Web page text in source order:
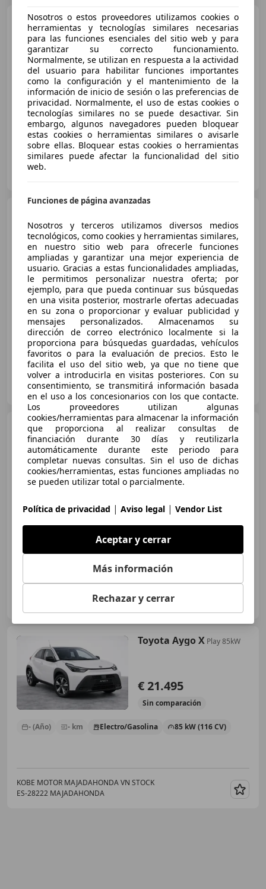
Toyota Aygo XPlay 85kW
€ 20.422
Sincomparación
- (Año) - km Electro/Gasolina 85 kW (116 CV)
UNOAUTO
MC26 1.5 116CV Play
€ 21.000
Súper oferta
01/2026 5.055 km
Electro/Gasolina
85 kW (116 CV)
NIMOCASION.ES
ES-29004 MALAGA
Toyota Aygo XHybrid
MC26 1.5 116CV Play
€ 21.000
Toyota Aygo X Play 85kW
€ 21.495
Sin comparación
- (Año) - km Electro/Gasolina 85 kW (116 CV)
KOBE MOTOR MAJADAHONDA VN STOCK
ES-28222 MAJADAHONDA
Nosotros o estos proveedores utilizamos cookies o
herramientas y tecnologías similares necesarias
para las funciones esenciales del sitio web y para
garantizar su correcto funcionamiento.
Normalmente, se utilizan en respuesta a la actividad
del usuario para habilitar funciones importantes
como la configuración y el mantenimiento de la
información de inicio de sesión o las preferencias de
privacidad. Normalmente, el uso de estas cookies o
tecnologías similares no se puede desactivar. Sin
embargo, algunos navegadores pueden bloquear
estas cookies o herramientas similares o avisarle
sobre ellas. Bloquear estas cookies o herramientas
similares puede afectar la funcionalidad del sitio
web.
Funciones de página avanzadas
Nosotros y terceros utilizamos diversos medios
tecnológicos, como cookies y herramientas similares,
en nuestro sitio web para ofrecerle funciones
ampliadas y garantizar una mejor experiencia de
usuario. Gracias a estas funcionalidades ampliadas,
le permitimos personalizar nuestra oferta; por
ejemplo, para que pueda continuar sus búsquedas
en una visita posterior, mostrarle ofertas adecuadas
en su zona o proporcionar y evaluar publicidad y
mensajes personalizados. Almacenamos su
dirección de correo electrónico localmente si la
proporciona para búsquedas guardadas, vehículos
favoritos o para la evaluación de precios. Esto le
facilita el uso del sitio web, ya que no tiene que
volver a introducirla en visitas posteriores. Con su
consentimiento, se transmitirá información basada
en el uso a los concesionarios con los que contacte.
Los proveedores utilizan algunas
cookies/herramientas para almacenar la información
que proporciona al realizar consultas de
financiación durante 30 días y reutilizarla
automáticamente durante este periodo para
completar nuevas consultas. Sin el uso de dichas
cookies/herramientas, estas funciones ampliadas no
se pueden utilizar total o parcialmente.
Política de privacidad | Aviso legal | Vendor List
Aceptar y cerrar
Más información
Rechazar y cerrar